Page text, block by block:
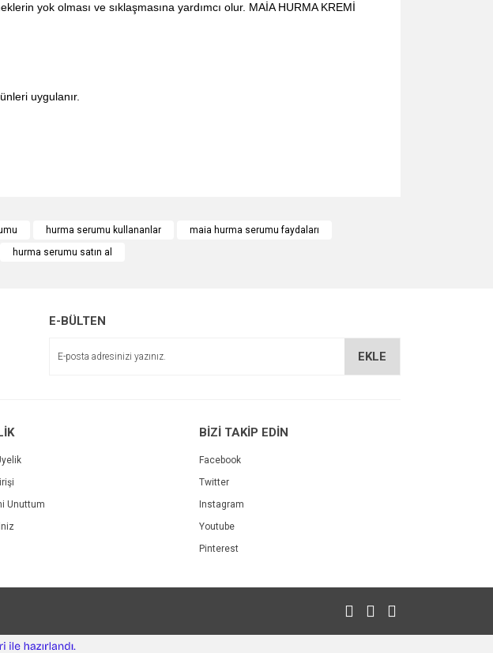
yok olması ve sıklaşmasına yardımcı olur. MAİA HURMA KREMİ
uygulanır.
hurma serumu kullananlar
maia hurma serumu faydaları
hurma serumu satın al
E-BÜLTEN
EKLE
Unuttum
BİZİ TAKİP EDİN
Facebook
Twitter
Instagram
Youtube
Pinterest
e-